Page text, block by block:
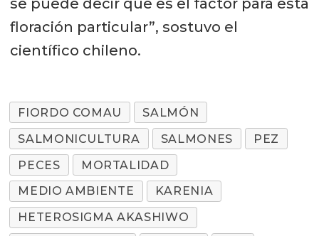
se puede decir que es el factor para esta
floración particular”, sostuvo el
científico chileno.
FIORDO COMAU
SALMÓN
SALMONICULTURA
SALMONES
PEZ
PECES
MORTALIDAD
MEDIO AMBIENTE
KARENIA
HETEROSIGMA AKASHIWO